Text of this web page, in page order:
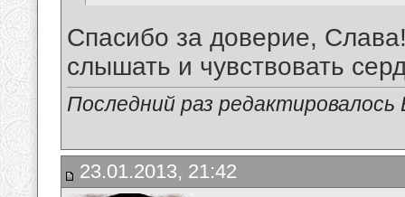
Спасибо за доверие,
слышать и чувствовать
Последний раз
23.01.2013, 21:42